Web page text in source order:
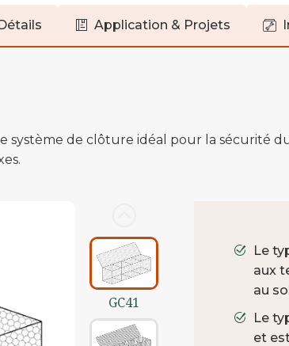
Application & Projets
de clôture idéal pour la sécurité du
GC41
Le
aux
au
Le
et